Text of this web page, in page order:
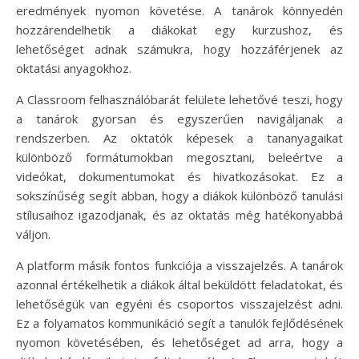
eredmények nyomon követése. A tanárok könnyedén
hozzárendelhetik a diákokat egy kurzushoz, és
lehetőséget adnak számukra, hogy hozzáférjenek az
oktatási anyagokhoz.
A Classroom felhasználóbarát felülete lehetővé teszi, hogy
a tanárok gyorsan és egyszerűen navigáljanak a
rendszerben. Az oktatók képesek a tananyagaikat
különböző formátumokban megosztani, beleértve a
videókat, dokumentumokat és hivatkozásokat. Ez a
sokszínűség segít abban, hogy a diákok különböző tanulási
stílusaihoz igazodjanak, és az oktatás még hatékonyabbá
váljon.
A platform másik fontos funkciója a visszajelzés. A tanárok
azonnal értékelhetik a diákok által beküldött feladatokat, és
lehetőségük van egyéni és csoportos visszajelzést adni.
Ez a folyamatos kommunikáció segít a tanulók fejlődésének
nyomon követésében, és lehetőséget ad arra, hogy a